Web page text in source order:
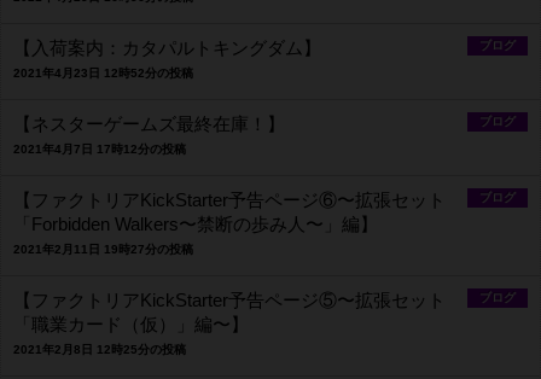
ブログ
【入荷案内：カタパルトキングダム】
2021年4月23日 12時52分の投稿
ブログ
【ネスターゲームズ最終在庫！】
2021年4月7日 17時12分の投稿
ブログ
【ファクトリアKickStarter予告ページ⑥〜拡張セット
「Forbidden Walkers〜禁断の歩み人〜」編】
2021年2月11日 19時27分の投稿
ブログ
【ファクトリアKickStarter予告ページ⑤〜拡張セット
「職業カード（仮）」編〜】
2021年2月8日 12時25分の投稿